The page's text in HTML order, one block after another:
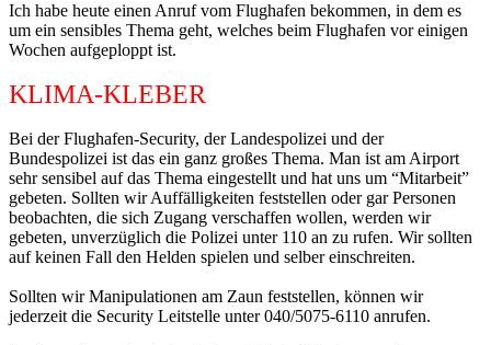
Ich habe heute einen Anruf vom Flughafen bekommen, in dem es
um ein sensibles Thema geht, welches beim Flughafen vor einigen
Wochen aufgeploppt ist.
KLIMA-KLEBER
Bei der Flughafen-Security, der Landespolizei und der
Bundespolizei ist das ein ganz großes Thema. Man ist am Airport
sehr sensibel auf das Thema eingestellt und hat uns um “Mitarbeit”
gebeten. Sollten wir Auffälligkeiten feststellen oder gar Personen
beobachten, die sich Zugang verschaffen wollen, werden wir
gebeten, unverzüglich die Polizei unter 110 an zu rufen. Wir sollten
auf keinen Fall den Helden spielen und selber einschreiten.
Sollten wir Manipulationen am Zaun feststellen, können wir
jederzeit die Security Leitstelle unter 040/5075-6110 anrufen.